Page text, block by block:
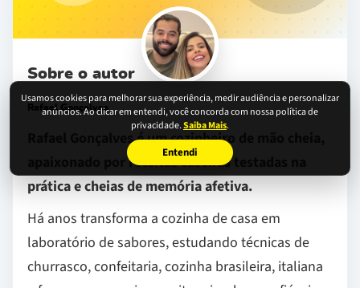
Usamos cookies para melhorar sua experiência, medir audiência e personalizar
anúncios. Ao clicar em entendi, você concorda com nossa política de
privacidade.Saiba Mais.
Entendi
Sobre o autor
Rafael Gonçalves
Rafael Gonçalves é um cozinheiro de mão cheia,
apaixonado por receitas caseiras testadas na
prática e cheias de memória afetiva.
Há anos transforma a cozinha de casa em
laboratório de sabores, estudando técnicas de
churrasco, confeitaria, cozinha brasileira, italiana